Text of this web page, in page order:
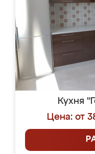
Кухня
Цена: от